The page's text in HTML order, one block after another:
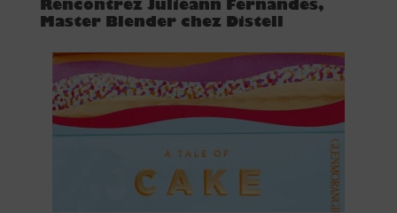
Rencontrez Julieann Fernandes,
Master Blender chez Distell